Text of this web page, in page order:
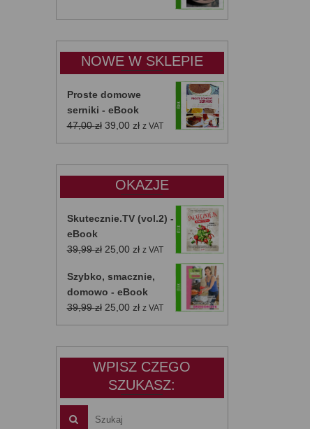
od
do
50,00 zł
NOWE W SKLEPIE
Proste domowe
serniki - eBook
47,00zł Pierwotna
cena
39,00 złAktualna
cena
z VAT
OKAZJE
Skutecznie.TV (vol.2) -
eBook
39,99zł Pierwotna
wynosiła:
39,99 zł.
25,00 złAktualna
wynosi:
25,00 zł.
z VAT
Szybko, smacznie,
domowo - eBook
39,99zł Pierwotna
cena
25,00 złAktualna
cena
z VAT
WPISZ CZEGO
SZUKASZ: